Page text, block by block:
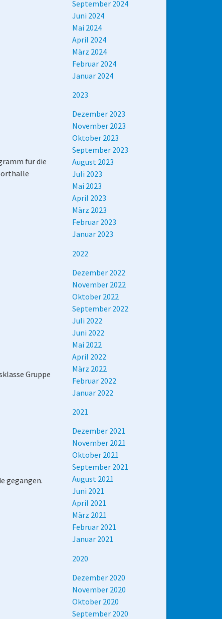
für die
Gruppe
gegangen.
September 2024
Juni 2024
Mai 2024
April 2024
März 2024
Februar 2024
Januar 2024
2023
Dezember 2023
November 2023
Oktober 2023
September 2023
August 2023
Juli 2023
Mai 2023
April 2023
März 2023
Februar 2023
Januar 2023
2022
Dezember 2022
November 2022
Oktober 2022
September 2022
Juli 2022
Juni 2022
Mai 2022
April 2022
März 2022
Februar 2022
Januar 2022
2021
Dezember 2021
November 2021
Oktober 2021
September 2021
August 2021
Juni 2021
April 2021
März 2021
Februar 2021
Januar 2021
2020
Dezember 2020
November 2020
Oktober 2020
September 2020